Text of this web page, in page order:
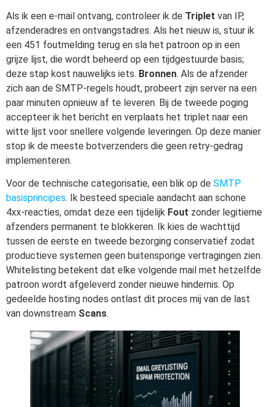
Als ik een e-mail ontvang, controleer ik de Triplet van IP,
afzenderadres en ontvangstadres. Als het nieuw is, stuur ik
een 451 foutmelding terug en sla het patroon op in een
grijze lijst, die wordt beheerd op een tijdgestuurde basis;
deze stap kost nauwelijks iets. Bronnen. Als de afzender
zich aan de SMTP-regels houdt, probeert zijn server na een
paar minuten opnieuw af te leveren. Bij de tweede poging
accepteer ik het bericht en verplaats het triplet naar een
witte lijst voor snellere volgende leveringen. Op deze manier
stop ik de meeste botverzenders die geen retry-gedrag
implementeren.
Voor de technische categorisatie, een blik op de SMTP
basisprincipes. Ik besteed speciale aandacht aan schone
4xx-reacties, omdat deze een tijdelijk Fout zonder legitieme
afzenders permanent te blokkeren. Ik kies de wachttijd
tussen de eerste en tweede bezorging conservatief zodat
productieve systemen geen buitensporige vertragingen zien.
Whitelisting betekent dat elke volgende mail met hetzelfde
patroon wordt afgeleverd zonder nieuwe hindernis. Op
gedeelde hosting nodes ontlast dit proces mij van de last
van downstream Scans.